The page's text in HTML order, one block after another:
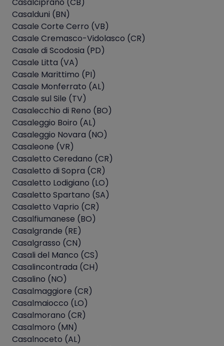
Casalduni (BN)
Casale Corte Cerro (VB)
Casale Cremasco-Vidolasco (CR)
Casale di Scodosia (PD)
Casale Litta (VA)
Casale Marittimo (PI)
Casale Monferrato (AL)
Casale sul Sile (TV)
Casalecchio di Reno (BO)
Casaleggio Boiro (AL)
Casaleggio Novara (NO)
Casaleone (VR)
Casaletto Ceredano (CR)
Casaletto di Sopra (CR)
Casaletto Lodigiano (LO)
Casaletto Spartano (SA)
Casaletto Vaprio (CR)
Casalfiumanese (BO)
Casalgrande (RE)
Casalgrasso (CN)
Casali del Manco (CS)
Casalincontrada (CH)
Casalino (NO)
Casalmaggiore (CR)
Casalmaiocco (LO)
Casalmorano (CR)
Casalmoro (MN)
Casalnoceto (AL)